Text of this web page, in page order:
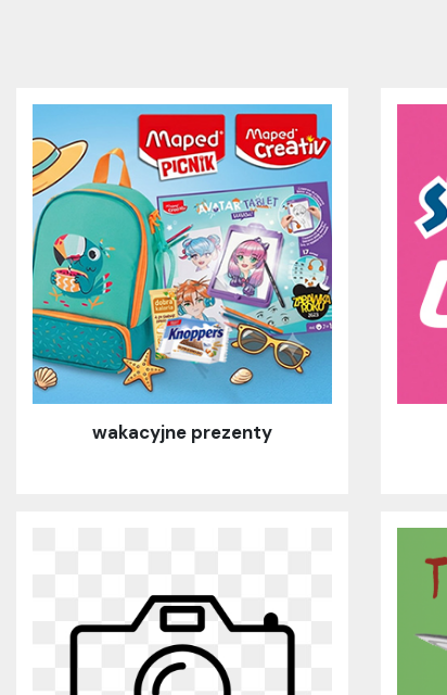
wakacyjne prezenty